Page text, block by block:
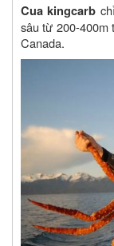
Cua kingcarb
sâu từ 200-400m
Canada.